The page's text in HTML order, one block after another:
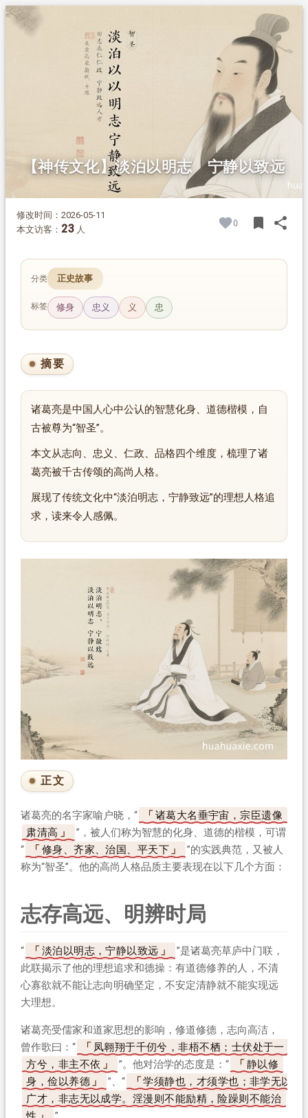
1.摘要
正文
志存高远、明辨时局
忠义为本、以德服人
仁政爱民、任人唯贤
淡泊宁静、高风亮节
【神传文化】淡泊以明志 宁静以致远
修改时间：2026-05-11
本文访客： 23 人
0 bookmark share
分类 正史故事
标签 修身 忠义 义 忠
摘要
诸葛亮是中国人心中公认的智慧化身、道德楷模，自
古被尊为“智圣”。
本文从志向、忠义、仁政、品格四个维度，梳理了诸
葛亮被千古传颂的高尚人格。
展现了传统文化中“淡泊明志，宁静致远”的理想人格追
求，读来令人感佩。
正文
诸葛亮的名字家喻户晓，“
诸葛大名垂宇宙，宗臣遗像
肃清高
”，被人们称为智慧的化身、道德的楷模，可谓
“
修身、齐家、治国、平天下
”的实践典范，又被人
称为“智圣”。他的高尚人格品质主要表现在以下几个方面：
志存高远、明辨时局
“ 淡泊以明志，宁静以致远
”是诸葛亮草庐中门联，
此联揭示了他的理想追求和德操：有道德修养的人，不清
心寡欲就不能让志向明确坚定，不安定清静就不能实现远
大理想。
诸葛亮受儒家和道家思想的影响，修道修德，志向高洁，
曾作歌曰：“
凤翱翔于千仞兮，非梧不栖；士伏处于一
方兮，非主不依
”。他对治学的态度是：“
静以修
身，俭以养德
”、“
学须静也，才须学也；非学无以
广才，非志无以成学。淫漫则不能励精，险躁则不能治